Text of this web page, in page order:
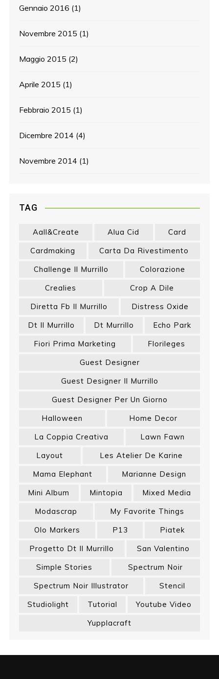
Gennaio 2016 (1)
Novembre 2015 (1)
Maggio 2015 (2)
Aprile 2015 (1)
Febbraio 2015 (1)
Dicembre 2014 (4)
Novembre 2014 (1)
TAG
Aall&create Alua Cid
Card
Cardmaking
Carta Da Rivestimento
Challenge Il Murrillo
Colorazione
Crealies
Crop A Dile
Diretta Fb Il Murrillo
Distress Oxide
Dt Il Murrillo
Dt Murrillo
Echo Park
Fiori Prima Marketing
Florileges
Guest Designer
Guest Designer Il Murrillo
Guest Designer Per Un Giorno
Halloween
Home Decor
La Coppia Creativa
Lawn Fawn
Layout
Les Atelier De Karine
Mama Elephant
Marianne Design
Mini Album
Mintopia
Mixed Media
Modascrap
My Favorite Things
Olo Markers
P13
Piatek
Progetto Dt Il Murrillo
San Valentino
Simple Stories
Spectrum Noir
Spectrum Noir Illustrator
Stencil
Studiolight
Tutorial
Youtube Video
Yupplacraft